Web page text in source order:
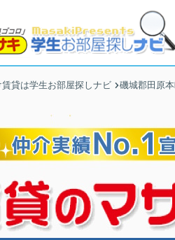
貸は学生お部屋探しナビ 磯城郡田原